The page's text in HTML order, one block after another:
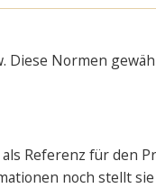
Diese Normen
Referenz für den
noch stellt